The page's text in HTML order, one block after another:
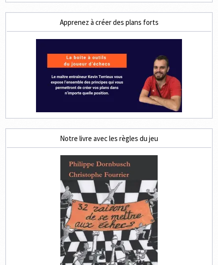
Apprenez à créer des plans forts
Notre livre avec les règles du jeu